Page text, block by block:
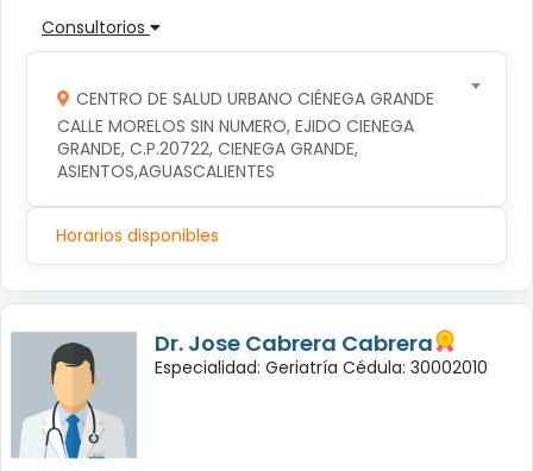
Consultorios
CENTRO DE SALUD URBANO CIÉNEGA GRANDE
CALLE MORELOS SIN NUMERO, EJIDO CIENEGA
GRANDE, C.P.20722, CIENEGA GRANDE,
ASIENTOS,AGUASCALIENTES
Horarios disponibles
Dr. Jose Cabrera Cabrera
Especialidad: Geriatría Cédula: 30002010